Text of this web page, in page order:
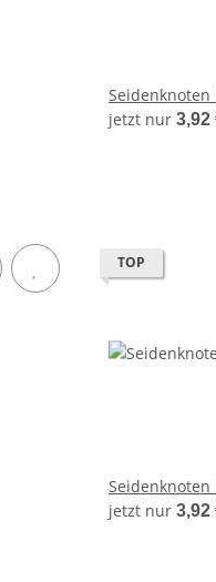
Seidenknoten
jetzt nur 3,92
TOP
Seidenknoten
jetzt nur 3,92